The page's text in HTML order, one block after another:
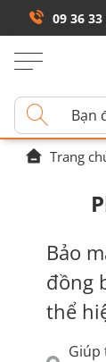
09 36 33
Trang
Bảo
đồng
thể
Giúp